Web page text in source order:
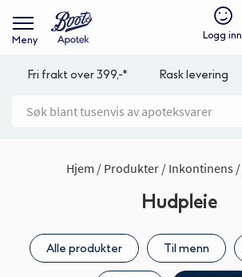
Meny Logg inn
Fri frakt over 399,-* Rask levering
Hjem Produkter Inkontinens
Hudpleie
Alle produkter Til menn